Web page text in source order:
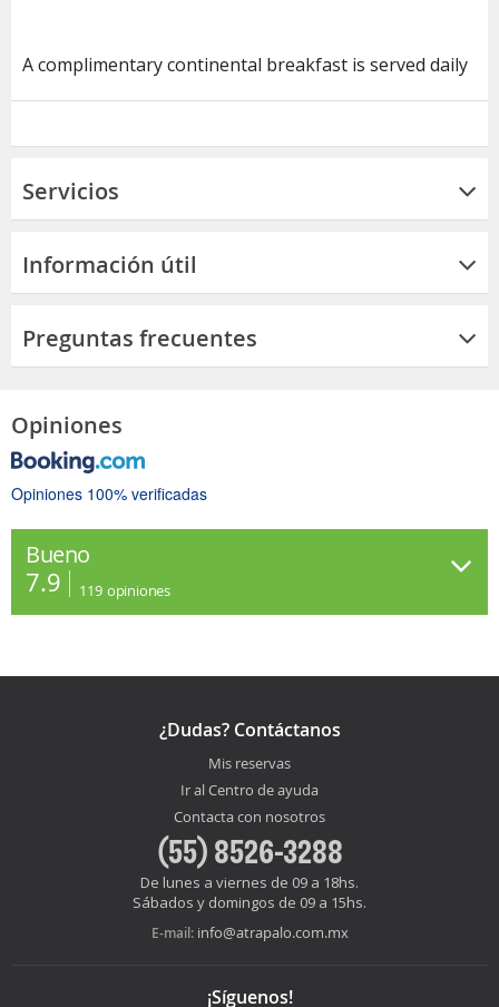
A complimentary continental breakfast is served daily
Servicios
Información útil
Preguntas frecuentes
Opiniones
Opiniones 100% verificadas
Bueno
7.9 119 opiniones
¿Dudas? Contáctanos
Mis reservas
Ir al Centro de ayuda
Contacta con nosotros
(55) 8526-3288
De lunes a viernes de 09 a 18hs.
Sábados y domingos de 09 a 15hs.
E-mail: info@atrapalo.com.mx
¡Síguenos!